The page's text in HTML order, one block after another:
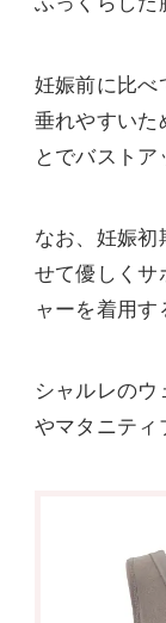
妊娠前に比べ
垂れやすいた
とでバストア
なお、妊娠初
せて優しくサ
ャーを着用す
シャルレのウ
やマタニティ